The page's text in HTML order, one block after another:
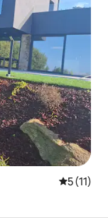
5 af 5 í
5 (11)